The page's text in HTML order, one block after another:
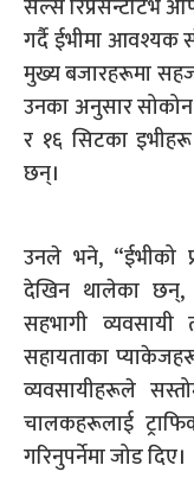
सेल्स रिप्रेसेन्टेटिभ
गर्दै ईभीमा आवश्यक
मुख्य बजारहरूमा
उनका अनुसार सोकोन
र १६ सिटका
छन्।
उनले भने, “ईभीको
देखिन थालेका छन्,
सहभागी
सहायताका
व्यवसायीहरूले
चालकहरूलाई
गरिनुपर्नेमा जोड दिए।